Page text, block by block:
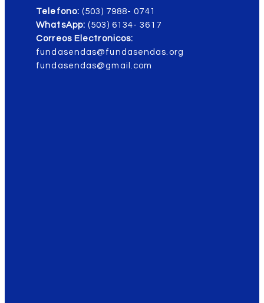
Telefono: (503) 7988- 0741
WhatsApp: (503) 6134- 3617
Correos Electronicos:
fundasendas@fundasendas.org
fundasendas@gmail.com